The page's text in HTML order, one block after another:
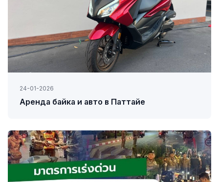
24-01-2026
Аренда байка и авто в Паттайе